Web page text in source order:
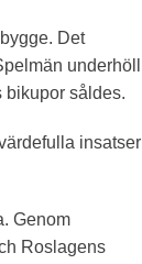
Det
underhöll
bikupor såldes.
insatser
Genom
Roslagens